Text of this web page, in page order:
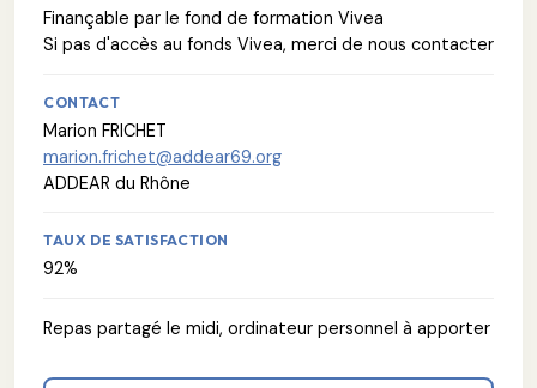
Finançable par le fond de formation Vivea
Si pas d'accès au fonds Vivea, merci de nous contacter
CONTACT
Marion FRICHET
marion.frichet@addear69.org
ADDEAR du Rhône
TAUX DE SATISFACTION
92%
Repas partagé le midi, ordinateur personnel à apporter